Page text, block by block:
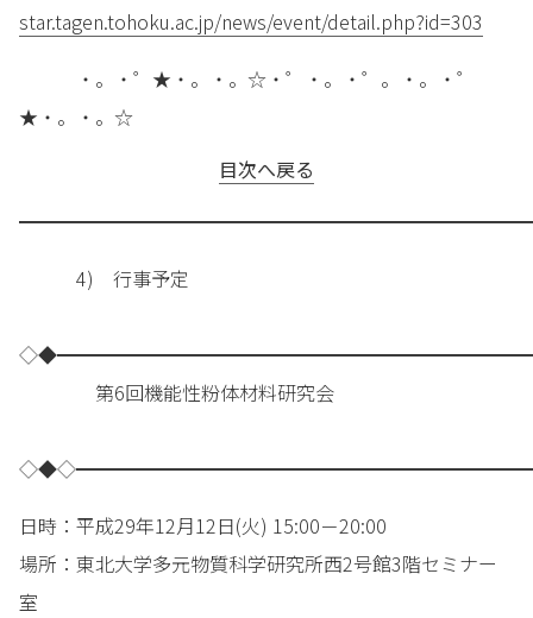
star.tagen.tohoku.ac.jp/news/event/detail.php?id=303
・。・゜★・。・。☆・゜・。・゜。・。・゜
★・。・。☆
目次へ戻る
4) 行事予定
第6回機能性粉体材料研究会
日時：平成29年12月12日(火) 15:00－20:00
場所：東北大学多元物質科学研究所西2号館3階セミナー
室